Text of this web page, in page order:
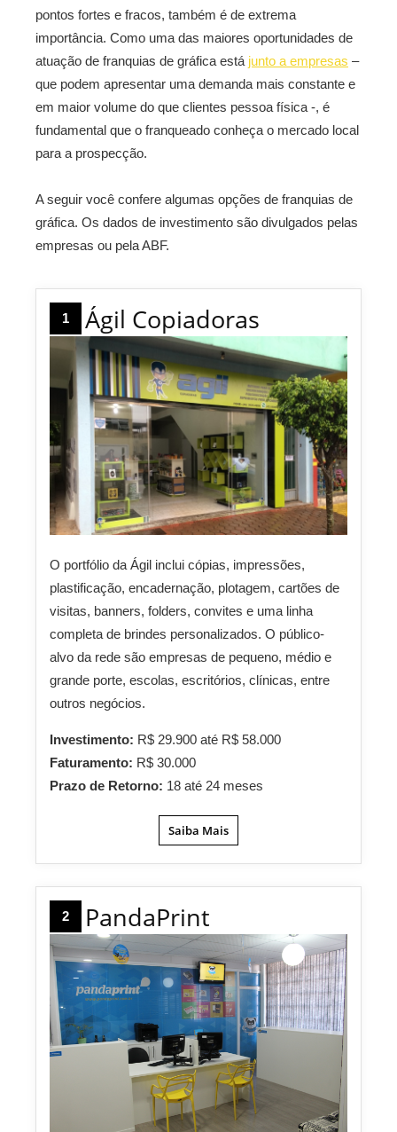
pontos fortes e fracos, também é de extrema
importância. Como uma das maiores oportunidades de
atuação de franquias de gráfica está junto a empresas –
que podem apresentar uma demanda mais constante e
em maior volume do que clientes pessoa física -, é
fundamental que o franqueado conheça o mercado local
para a prospecção.
A seguir você confere algumas opções de franquias de
gráfica. Os dados de investimento são divulgados pelas
empresas ou pela ABF.
1 Ágil Copiadoras
O portfólio da Ágil inclui cópias, impressões,
plastificação, encadernação, plotagem, cartões de
visitas, banners, folders, convites e uma linha
completa de brindes personalizados. O público-
alvo da rede são empresas de pequeno, médio e
grande porte, escolas, escritórios, clínicas, entre
outros negócios.
Investimento: R$ 29.900 até R$ 58.000
Faturamento: R$ 30.000
Prazo de Retorno: 18 até 24 meses
Saiba Mais
2 PandaPrint